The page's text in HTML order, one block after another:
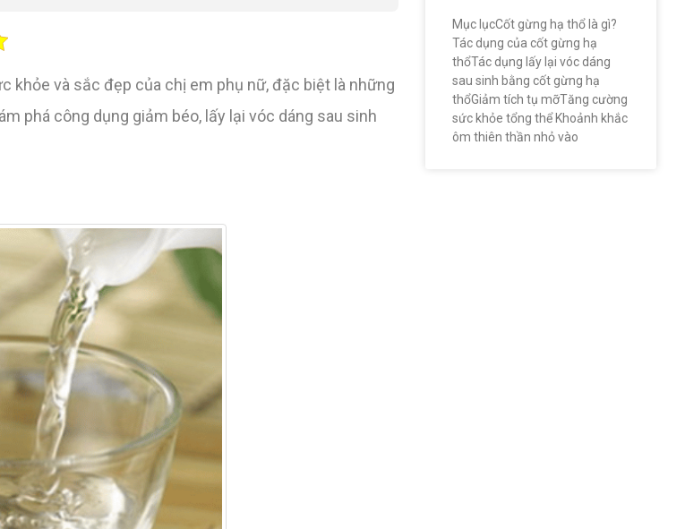
khỏe và sắc đẹp của chị em phụ nữ, đặc biệt là những
phá công dụng giảm béo, lấy lại vóc dáng sau sinh
Mục lụcCốt gừng hạ thổ là gì?
Tác dụng của cốt gừng hạ
thổTác dụng lấy lại vóc dáng
sau sinh bằng cốt gừng hạ
thổGiảm tích tụ mỡTăng cường
sức khỏe tổng thể Khoảnh khắc
ôm thiên thần nhỏ vào